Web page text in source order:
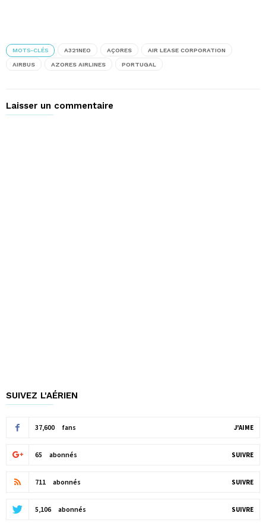
MOTS-CLÉS A321NEO AÇORES AIR LEASE CORPORATION
AIRBUS AZORES AIRLINES PORTUGAL
Laisser un commentaire
SUIVEZ L'AÉRIEN
37,600 fans J'AIME
65 abonnés SUIVRE
711 abonnés SUIVRE
5,106 abonnés SUIVRE